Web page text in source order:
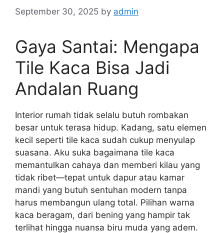
September 30, 2025 by admin
Gaya Santai: Mengapa
Tile Kaca Bisa Jadi
Andalan Ruang
Interior rumah tidak selalu butuh rombakan
besar untuk terasa hidup. Kadang, satu elemen
kecil seperti tile kaca sudah cukup menyulap
suasana. Aku suka bagaimana tile kaca
memantulkan cahaya dan memberi kilau yang
tidak ribet—tepat untuk dapur atau kamar
mandi yang butuh sentuhan modern tanpa
harus membangun ulang total. Pilihan warna
kaca beragam, dari bening yang hampir tak
terlihat hingga nuansa biru muda yang adem.